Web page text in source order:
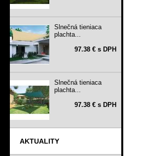
Slnečná tieniaca
plachta...
97.38 € s DPH
Slnečná tieniaca
plachta...
97.38 € s DPH
AKTUALITY